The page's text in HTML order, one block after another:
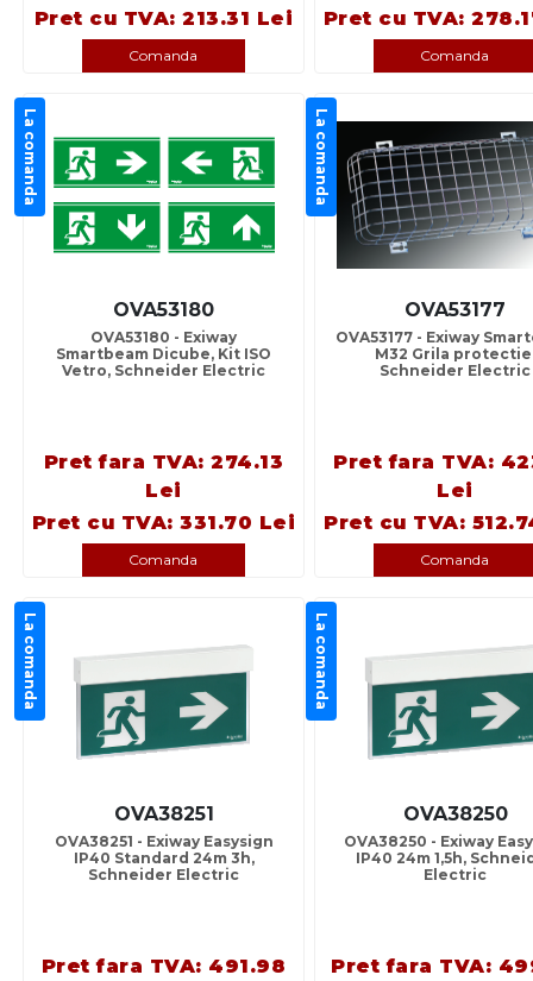
Pret cu TVA: 213.31 Lei
Comanda
Pret cu TVA:
Comanda
La comanda
OVA53180
OVA53180 - Exiway
Smartbeam Dicube, Kit ISO
Vetro, Schneider Electric
Pret fara TVA: 274.13
Lei
Pret cu TVA: 331.70 Lei
Comanda
La comanda
OVA53177
OVA53177 - Exiway
M32 Grila
Schneider Electric
Pret fara TVA:
Lei
Pret cu TVA:
Comanda
La comanda
OVA38251
OVA38251 - Exiway Easysign
IP40 Standard 24m 3h,
Schneider Electric
Pret fara TVA: 491.98
La comanda
OVA38250
OVA38250 - Exiway
IP40 24m 1,5h,
Electric
Pret fara TVA: